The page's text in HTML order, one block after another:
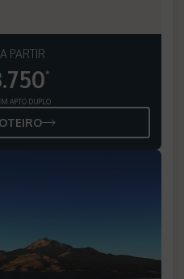
PARTIR
*
APTO DUPLO